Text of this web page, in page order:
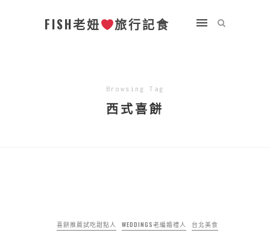
FISH老妞 旅行記食
Browsing Tag
西式喜餅
喜餅推薦試吃甜點人 WEDDINGS老編婚禮人 台北美食